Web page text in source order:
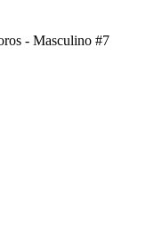
- Masculino #7